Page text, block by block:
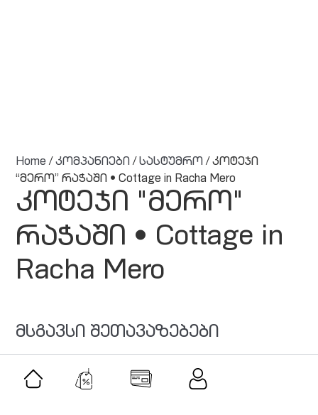
Home /კომპანიები /სასტუმრო / კოტეჯი
“მერო” რაჭაში • Cottage in Racha Mero
კოტეჯი "მერო"
რაჭაში • Cottage in
Racha Mero
მსგავსი შეთავაზებები
შეთავაზება